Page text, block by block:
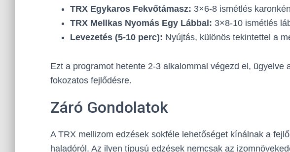
TRX Egykaros Fekvőtámasz: 3×6-8 ismétlés
TRX Mellkas Nyomás Egy Lábbal: 3×8-10 ismétlés
Levezetés (5-10 perc): Nyújtás, különös tekintettel a
Ezt a programot hetente 2-3 alkalommal végezd el, ügyelve
fokozatos fejlődésre.
Záró Gondolatok
A TRX mellizom edzések sokféle lehetőséget kínálnak a
haladóról. Az ilyen típusú edzések nemcsak az